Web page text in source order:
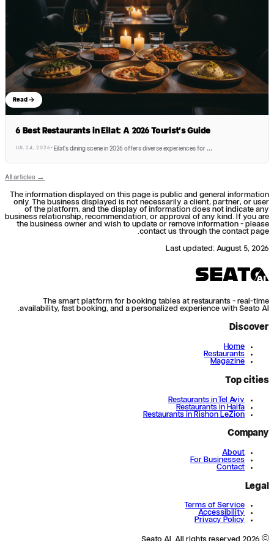
Read
6 Best Restaurants in Eilat: A 2026 Tourist's Guide
JUL 24, 2026 · Eilat's dining scene in 2026 offers diverse experiences for …
All articles →
The information displayed on this page is public and general information
only. The business displayed is not necessarily a client, partner, or user
of the platform, and the display of information does not indicate any
business relationship, recommendation, or approval of any kind. If you are
the business owner and wish to update or remove information - please
contact us through the contact page.
Last updated: August 5, 2026
The smart platform for booking tables at restaurants - real-time
availability, fast booking, and a personalized experience with Seato AI.
Discover
Home
Restaurants
Magazine
Top cities
Restaurants in Tel Aviv
Restaurants in Haifa
Restaurants in Rishon LeZion
Company
About
For Businesses
Contact
Legal
Terms of Service
Accessibility
Privacy Policy
© 2026 Seato AI.
All rights reserved.